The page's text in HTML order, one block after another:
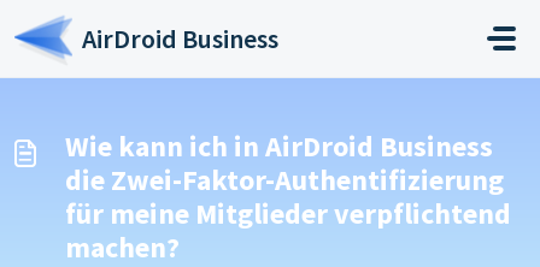
Zum hauptsächlichen Inhalt gehen
AirDroid Business
Wie kann ich in AirDroid Business
die Zwei-Faktor-Authentifizierung
für meine Mitglieder verpflichtend
machen?